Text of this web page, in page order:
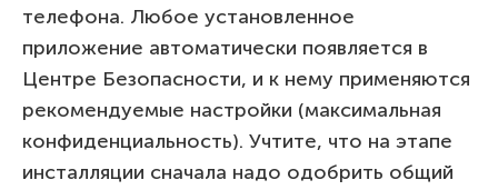
телефона. Любое установленное
приложение автоматически появляется в
Центре Безопасности, и к нему применяются
рекомендуемые настройки (максимальная
конфиденциальность). Учтите, что на этапе
инсталляции сначала надо одобрить общий